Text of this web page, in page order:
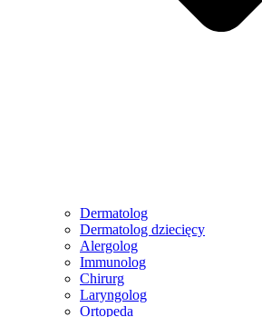
Dermatolog
Dermatolog dziecięcy
Alergolog
Immunolog
Chirurg
Laryngolog
Ortopeda